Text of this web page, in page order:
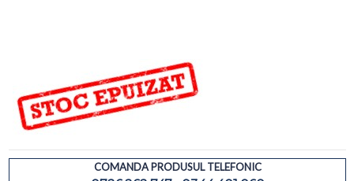
COMANDA PRODUSUL TELEFONIC